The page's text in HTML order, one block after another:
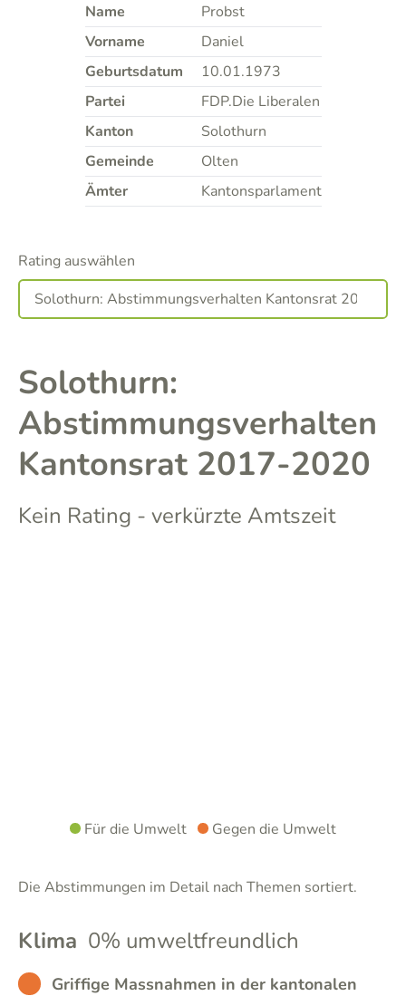
Name
Probst
Vorname
Daniel
Geburtsdatum
10.01.1973
Partei
FDP.Die Liberalen
Kanton
Solothurn
Gemeinde
Olten
Ämter
Kantonsparlament
Rating auswählen
Solothurn:
Abstimmungsverhalten
Kantonsrat 2017-2020
Kein Rating - verkürzte Amtszeit
Für die Umwelt Gegen die Umwelt
Die Abstimmungen im Detail nach Themen sortiert.
Klima 0% umweltfreundlich
BAD Griffige Massnahmen in der kantonalen